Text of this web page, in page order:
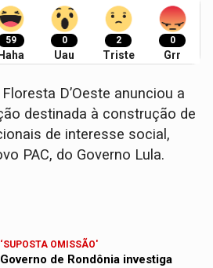
59
Haha
0
Uau
2
Triste
0
Grr
D’Oeste anunciou a
destinada à construção de
de interesse social,
PAC, do Governo Lula.
‘SUPOSTA OMISSÃO'
Governo de Rondônia investiga